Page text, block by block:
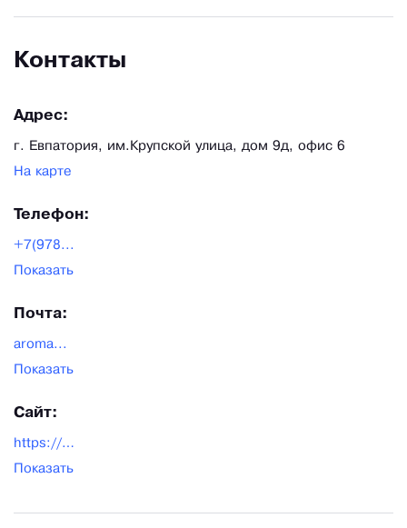
Контакты
Адрес:
г. Евпатория, им.Крупской улица, дом 9д, офис 6
На карте
Телефон:
+7(978...
Показать
Почта:
aroma...
Показать
Сайт:
https://aromaway.ru/
Показать